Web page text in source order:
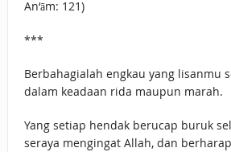
An‘ām: 121)
***
Berbahagialah engkau yang lisanmu
dalam keadaan rida maupun marah.
Yang setiap hendak berucap buruk
seraya mengingat Allah, dan